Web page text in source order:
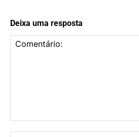
Deixa uma resposta